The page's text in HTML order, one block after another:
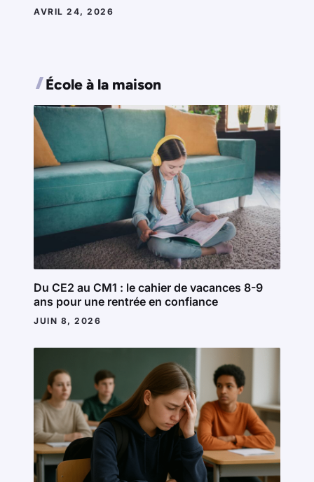
AVRIL 24, 2026
École à la maison
Du CE2 au CM1 : le cahier de vacances 8-9
ans pour une rentrée en confiance
JUIN 8, 2026